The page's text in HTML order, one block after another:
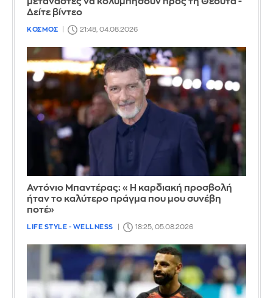
Δείτε βίντεο
ΚΟΣΜΟΣ 21:48, 04.08.2026
Αντόνιο Μπαντέρας: «Η καρδιακή προσβολή
ήταν το καλύτερο πράγμα που μου συνέβη
ποτέ»
LIFE STYLE - WELLNESS 18:25, 05.08.2026